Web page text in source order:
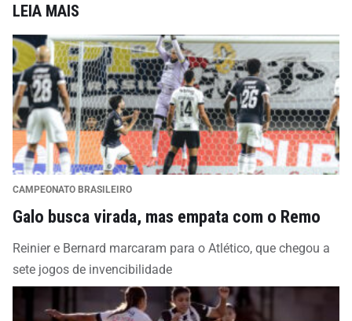
LEIA MAIS
CAMPEONATO BRASILEIRO
Galo busca virada, mas empata com o Remo
Reinier e Bernard marcaram para o Atlético, que chegou a
sete jogos de invencibilidade